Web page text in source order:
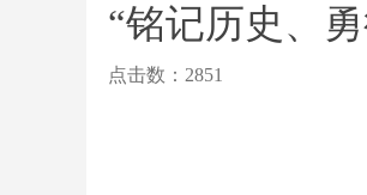
“铭记历史、
点击数：2851